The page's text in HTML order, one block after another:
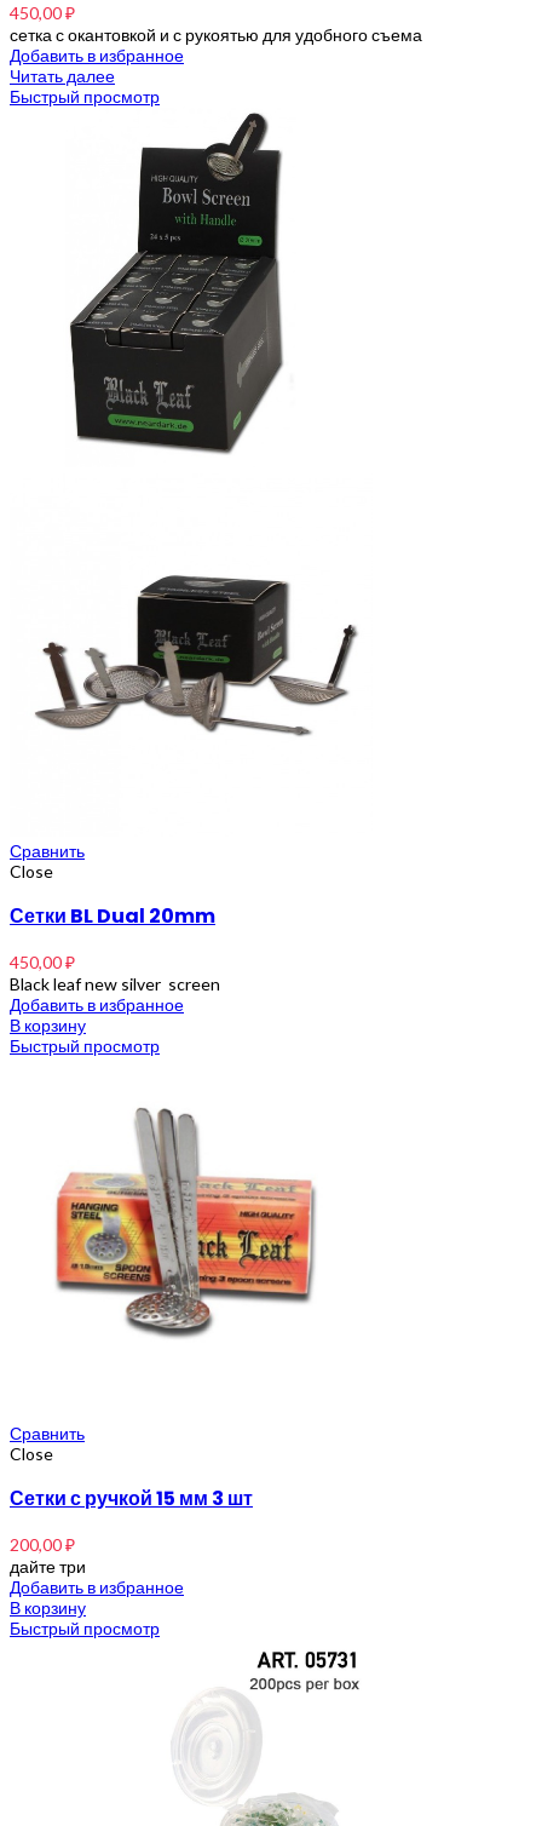
450,00₽
сетка с окантовкой и с рукоятью для удобного съема
Добавить в избранное
Читать далее
Быстрый просмотр
Сравнить
Close
Сетки BL Dual 20mm
450,00₽
Black leaf new silver screen
Добавить в избранное
В корзину
Быстрый просмотр
Сравнить
Close
Сетки с ручкой 15 мм 3 шт
200,00₽
дайте три
Добавить в избранное
В корзину
Быстрый просмотр